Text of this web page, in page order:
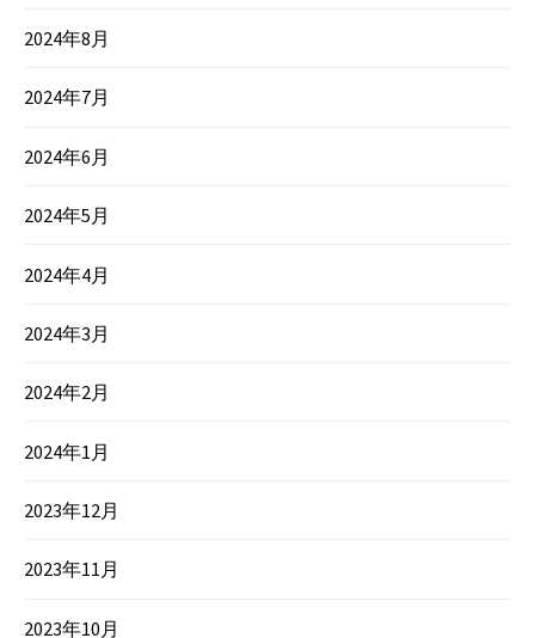
2024年8月
2024年7月
2024年6月
2024年5月
2024年4月
2024年3月
2024年2月
2024年1月
2023年12月
2023年11月
2023年10月